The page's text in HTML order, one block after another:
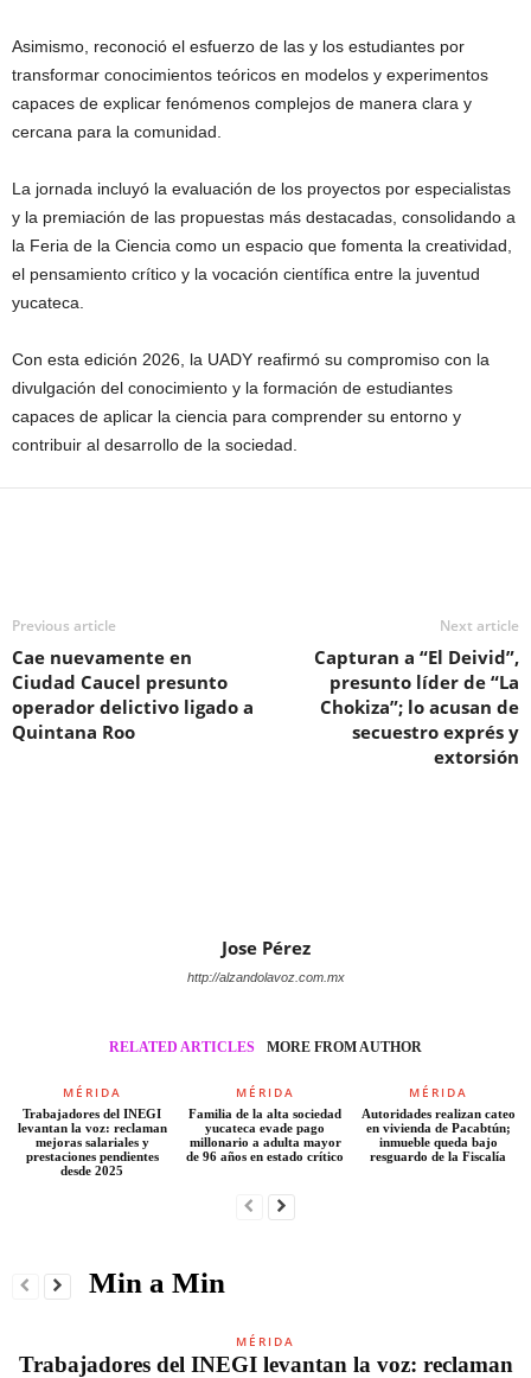
Asimismo, reconoció el esfuerzo de las y los estudiantes por
transformar conocimientos teóricos en modelos y experimentos
capaces de explicar fenómenos complejos de manera clara y
cercana para la comunidad.
La jornada incluyó la evaluación de los proyectos por especialistas
y la premiación de las propuestas más destacadas, consolidando a
la Feria de la Ciencia como un espacio que fomenta la creatividad,
el pensamiento crítico y la vocación científica entre la juventud
yucateca.
Con esta edición 2026, la UADY reafirmó su compromiso con la
divulgación del conocimiento y la formación de estudiantes
capaces de aplicar la ciencia para comprender su entorno y
contribuir al desarrollo de la sociedad.
Previous article
Cae nuevamente en
Ciudad Caucel presunto
operador delictivo ligado a
Quintana Roo
Next article
Capturan a “El Deivid”,
presunto líder de “La
Chokiza”; lo acusan de
secuestro exprés y
extorsión
Jose Pérez
http://alzandolavoz.com.mx
RELATED ARTICLES MORE FROM AUTHOR
MÉRIDA
Trabajadores del INEGI
levantan la voz: reclaman
mejoras salariales y
prestaciones pendientes
desde 2025
MÉRIDA
Familia de la alta sociedad
yucateca evade pago
millonario a adulta mayor
de 96 años en estado crítico
MÉRIDA
Autoridades realizan cateo
en vivienda de Pacabtún;
inmueble queda bajo
resguardo de la Fiscalía
Min a Min
MÉRIDA
Trabajadores del INEGI levantan la voz: reclaman